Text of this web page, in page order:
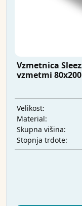
Vzmetnica
vzmetmi
Velikost:
Material:
Skupna višina:
Stopnja trdote: